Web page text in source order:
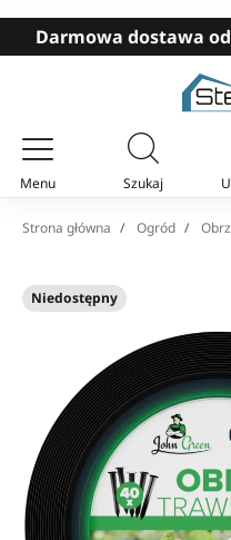
Darmowa dostawa
Menu Szukaj
Twój koszyk
Strona główna Ogród
Niedostępny